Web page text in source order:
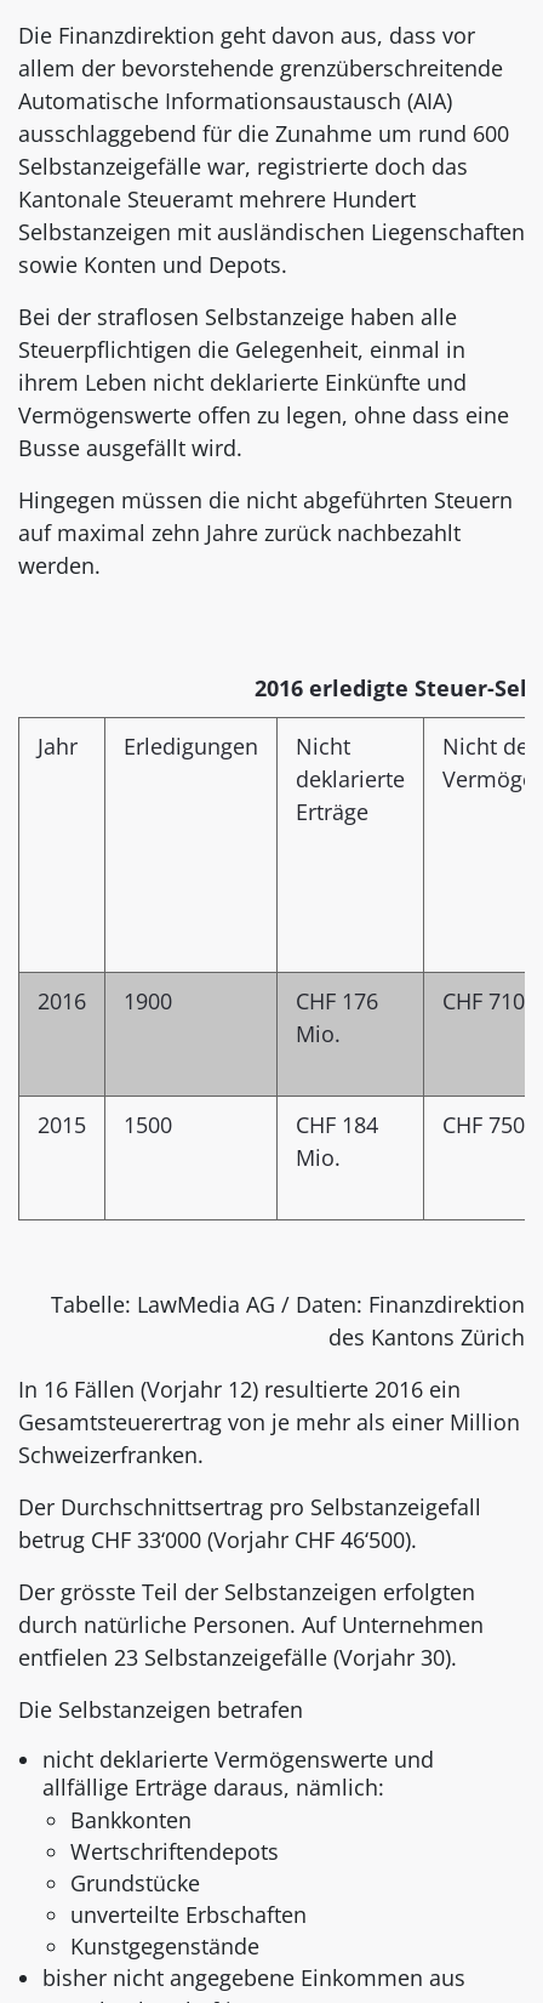
Die Finanzdirektion geht davon aus, dass vor
allem der bevorstehende grenzüberschreitende
Automatische Informationsaustausch (AIA)
ausschlaggebend für die Zunahme um rund 600
Selbstanzeigefälle war, registrierte doch das
Kantonale Steueramt mehrere Hundert
Selbstanzeigen mit ausländischen Liegenschaften
sowie Konten und Depots.
Bei der straflosen Selbstanzeige haben alle
Steuerpflichtigen die Gelegenheit, einmal in
ihrem Leben nicht deklarierte Einkünfte und
Vermögenswerte offen zu legen, ohne dass eine
Busse ausgefällt wird.
Hingegen müssen die nicht abgeführten Steuern
auf maximal zehn Jahre zurück nachbezahlt
werden.
2016 erledigte Steuer-
Jahr
Erledigungen
Nicht
deklarierte
Erträge
Nicht
2016 1900
CHF 176
Mio.
CHF
2015 1500
CHF 184
Mio.
CHF
Tabelle: LawMedia AG / Daten: Finanzdirektion
des Kantons Zürich
In 16 Fällen (Vorjahr 12) resultierte 2016 ein
Gesamtsteuerertrag von je mehr als einer Million
Schweizerfranken.
Der Durchschnittsertrag pro Selbstanzeigefall
betrug CHF 33‘000 (Vorjahr CHF 46‘500).
Der grösste Teil der Selbstanzeigen erfolgten
durch natürliche Personen. Auf Unternehmen
entfielen 23 Selbstanzeigefälle (Vorjahr 30).
Die Selbstanzeigen betrafen
nicht deklarierte Vermögenswerte und
allfällige Erträge daraus, nämlich:
Bankkonten
Wertschriftendepots
Grundstücke
unverteilte Erbschaften
Kunstgegenstände
bisher nicht angegebene Einkommen aus